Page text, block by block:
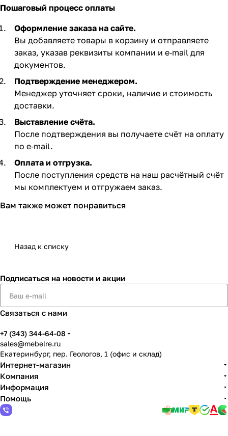
Пошаговый процесс оплаты
Оформление заказа на сайте.
Вы добавляете товары в корзину и отправляете
заказ, указав реквизиты компании и e‑mail для
документов.
Подтверждение менеджером.
Менеджер уточняет сроки, наличие и стоимость
доставки.
Выставление счёта.
После подтверждения вы получаете счёт на оплату
по e‑mail. ​
Оплата и отгрузка.
После поступления средств на наш расчётный счёт
мы комплектуем и отгружаем заказ.​
Вам также может понравиться
Назад к списку
Подписаться на новости и акции
Связаться с нами
+7 (343) 344-64-08
sales@mebelre.ru
Екатеринбург, пер. Геологов, 1 (офис и склад)
Интернет-магазин
Компания
Информация
Помощь